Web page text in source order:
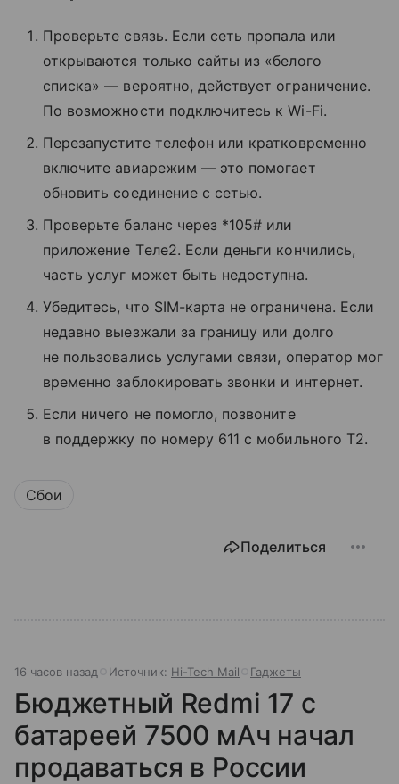
Проверьте связь. Если сеть пропала или
открываются только сайты из «белого
списка» — вероятно, действует ограничение.
По возможности подключитесь к Wi-Fi.
Перезапустите телефон или кратковременно
включите авиарежим — это помогает
обновить соединение с сетью.
Проверьте баланс через *105# или
приложение Tеле2. Если деньги кончились,
часть услуг может быть недоступна.
Убедитесь, что SIM-карта не ограничена. Если
недавно выезжали за границу или долго
не пользовались услугами связи, оператор мог
временно заблокировать звонки и интернет.
Если ничего не помогло, позвоните
в поддержку по номеру 611 с мобильного T2.
Сбои
Поделиться
16 часов назад Источник: Hi-Tech Mail Гаджеты
Бюджетный Redmi 17 с
батареей 7500 мАч начал
продаваться в России